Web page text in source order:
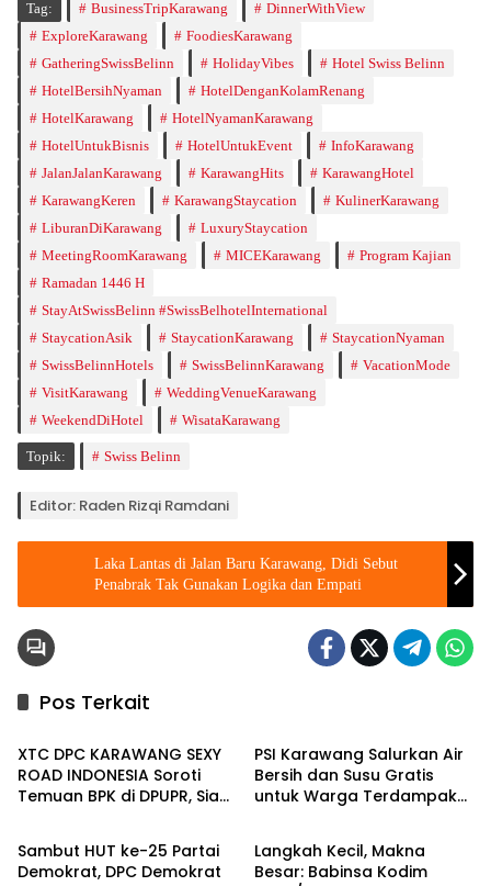
Tag: BusinessTripKarawang
DinnerWithView
ExploreKarawang
FoodiesKarawang
GatheringSwissBelinn
HolidayVibes
Hotel Swiss Belinn
HotelBersihNyaman
HotelDenganKolamRenang
HotelKarawang
HotelNyamanKarawang
HotelUntukBisnis
HotelUntukEvent
InfoKarawang
JalanJalanKarawang
KarawangHits
KarawangHotel
KarawangKeren
KarawangStaycation
KulinerKarawang
LiburanDiKarawang
LuxuryStaycation
MeetingRoomKarawang
MICEKarawang
Program Kajian
Ramadan 1446 H
StayAtSwissBelinn #SwissBelhotelInternational
StaycationAsik
StaycationKarawang
StaycationNyaman
SwissBelinnHotels
SwissBelinnKarawang
VacationMode
VisitKarawang
WeddingVenueKarawang
WeekendDiHotel
WisataKarawang
Topik: Swiss Belinn
Editor: Raden Rizqi Ramdani
Laka Lantas di Jalan Baru Karawang, Didi Sebut
Penabrak Tak Gunakan Logika dan Empati
Pos Terkait
Berita
XTC DPC KARAWANG SEXY
ROAD INDONESIA Soroti
Temuan BPK di DPUPR, Siap
PSI Karawang Salurkan Air
Bersih dan Susu Gratis
untuk Warga Terdampak
Berita
Sambut HUT ke-25 Partai
Demokrat, DPC Demokrat
Berita
Langkah Kecil, Makna
Besar: Babinsa Kodim